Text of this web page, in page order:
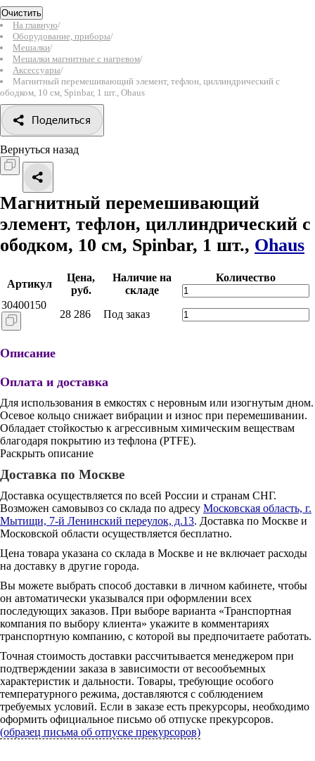
Очистить
На главную/
Оборудование, приборы/
Мешалки/
Мешалки магнитные с нагревом/
Аксессуары/
Магнитный перемешивающий элемент, тефлон, циллиндрический с
ободком, 10 см, Spinbar, 1 шт., Ohaus
Поделиться
Вернуться назад
Магнитный перемешивающий
элемент, тефлон, циллиндрический с
ободком, 10 см, Spinbar, 1 шт., Ohaus
Артикул
Цена,
руб.
Наличие на
складе
Количество
30400150
28 286 Под заказ
Описание
Оплата и доставка
Для использования в емкостях с неровным или изогнутым дном.
Осевое кольцо снижает вибрации и износ при перемешивании.
Обладает стойкостью к агрессивным химическим веществам
благодаря покрытию из тефлона (PTFE).
Раскрыть описание
Доставка по Москве
Доставка осуществляется по всей России и странам СНГ.
Возможен самовывоз со склада по адресу Московская область, г.
Мытищи, 7-й Ленинский переулок, д.13. Доставка по Москве и
Московской области осуществляется бесплатно.
Цена товара указана со склада в Москве и не включает расходы
на доставку в другие города.
Вы можете выбрать способ доставки в личном кабинете, чтобы
он автоматически указывался при оформлении всех
последующих заказов. При выборе варианта «Транспортная
компания по выбору клиента» укажите в комментариях
транспортную компанию, с которой вы предпочитаете работать.
Точная стоимость доставки рассчитывается менеджером при
подтверждении заказа в зависимости от весообъемных
характеристик и дальности. Товары, требующие особого
температурного режима, доставляются с соблюдением
требуемых условий. Если в заказе есть прекурсоры, необходимо
оформить официальное письмо об отпуске прекурсоров.
(образец письма об отпуске прекурсоров)